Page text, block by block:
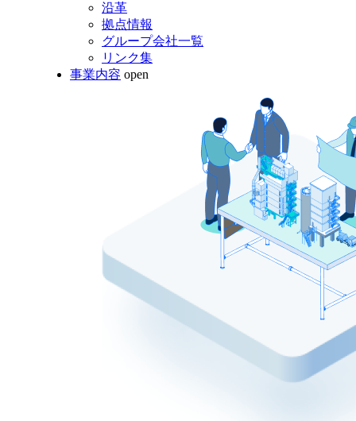
沿革
拠点情報
グループ会社一覧
リンク集
事業内容 open